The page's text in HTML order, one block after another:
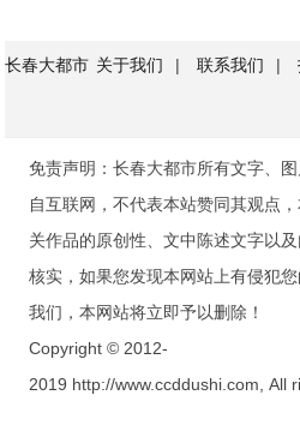
长春大都市 关于我们 | 联系我们 |
免责声明：长春大都市所有文字、
自互联网，不代表本站赞同其观点
关作品的原创性、文中陈述文字以
核实，如果您发现本网站上有侵犯
我们，本网站将立即予以删除！
Copyright © 2012-
2019 http://www.ccddushi.com, All